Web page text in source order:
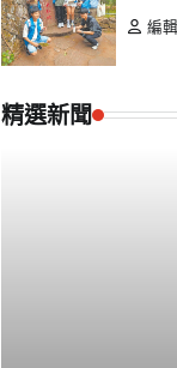
編
精選新聞